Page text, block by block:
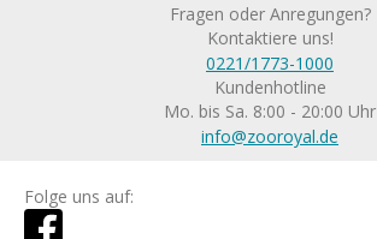
Fragen oder Anregungen?
Kontaktiere uns!
0221/1773-1000
Kundenhotline
Mo. bis Sa. 8:00 - 20:00 Uhr
info@zooroyal.de
Folge uns auf: